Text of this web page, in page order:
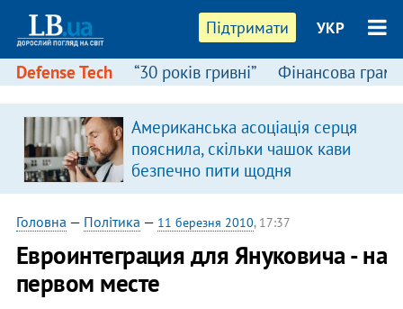
Підтримати УКР
Defense Tech “30 років гривні” Фінансова
Американська асоціація серця
пояснила, скільки чашок кави
безпечно пити щодня
Головна — Політика — 11 березня 2010, 17:37
Евроинтеграция для Януковича - на
первом месте